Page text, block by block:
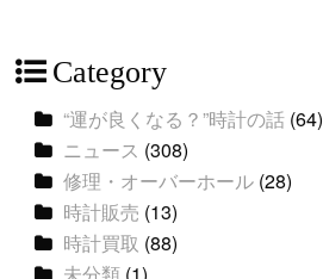
Category
“運が良くなる？”時計の話 (64)
ニュース (308)
修理・オーバーホール (28)
時計販売 (13)
時計買取 (88)
未分類 (1)